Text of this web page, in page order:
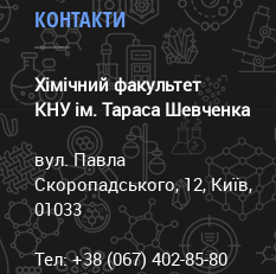
КОНТАКТИ
Хімічний факультет
КНУ ім. Тараса Шевченка
вул. Павла
Скоропадського, 12, Київ,
01033
Тел: +38 (067) 402-85-80